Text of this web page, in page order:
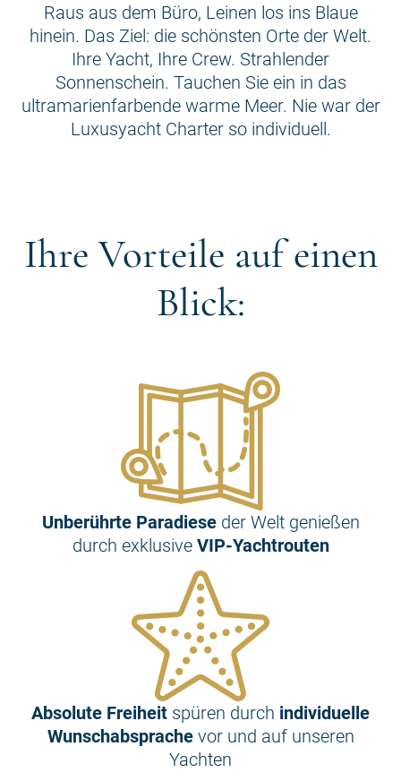
Raus aus dem Büro, Leinen los ins Blaue
hinein. Das Ziel: die schönsten Orte der Welt.
Ihre Yacht, Ihre Crew. Strahlender
Sonnenschein. Tauchen Sie ein in das
ultramarienfarbende warme Meer. Nie war der
Luxusyacht Charter so individuell.
Ihre Vorteile auf einen
Blick:
Unberührte Paradieseder Welt genießen
durch exklusive VIP-Yachtrouten
Absolute Freiheit spüren durch individuelle
Wunschabsprachevor und auf unseren
Yachten